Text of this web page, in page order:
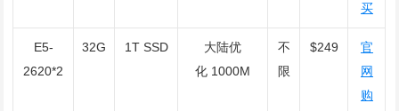
买
E5-
2620*2
32G 1T SSD
大陆优
化 1000M
不
限
$249
官
网
购